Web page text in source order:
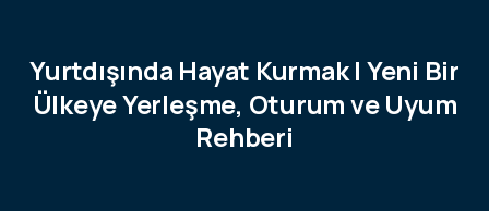
Yurtdışında Hayat Kurmak | Yeni Bir
ÜlkeyeYerleşme, Oturumve Uyum
Rehberi